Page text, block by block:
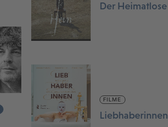
Der Heimatlose
FILME
Liebhaberinnen